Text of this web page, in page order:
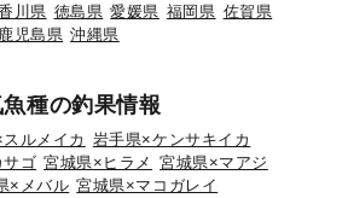
川県 徳島県 愛媛県 福岡県 佐賀県
鹿児島県 沖縄県
種の釣果情報
ルメイカ 岩手県×ケンサキイカ
ゴ 宮城県×ヒラメ
宮城県×マアジ
×メバル 宮城県×マコガレイ